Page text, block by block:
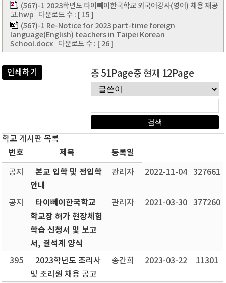
(567)-1 2023학년도 타이뻬이한국학교 외국어강사(영어) 채용 재공
고.hwp 다운로드 수 : [ 15 ]
(567)-1 Re-Notice for 2023 part-time foreign
language(English) teachers in Taipei Korean
School.docx 다운로드 수 : [ 26 ]
인쇄하기 총 51Page중 현재 12Page
학교 게시판 목록
번호 제목 등록일
공지
본교 입학 및 전입학
안내
관리자 2022-11-04 327661
공지
타이뻬이한국학교
학교장 허가 현장체험
학습 신청서 및 보고
서, 결석계 양식
관리자 2021-03-30 377260
395
2023학년도 조리사
및 조리원 채용 공고
송간희 2023-03-22 11301